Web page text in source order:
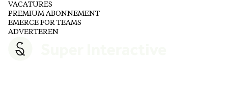
VACATURES
PREMIUM ABONNEMENT
EMERCE FOR TEAMS
ADVERTEREN